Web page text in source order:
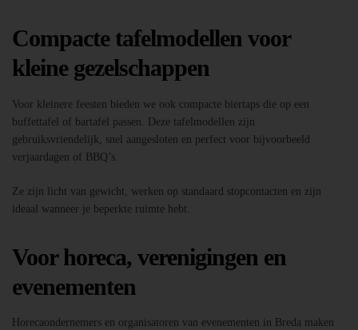
Compacte tafelmodellen voor
kleine gezelschappen
Voor kleinere feesten bieden we ook compacte biertaps die op een
buffettafel of bartafel passen. Deze tafelmodellen zijn
gebruiksvriendelijk, snel aangesloten en perfect voor bijvoorbeeld
verjaardagen of BBQ’s.
Ze zijn licht van gewicht, werken op standaard stopcontacten en zijn
ideaal wanneer je beperkte ruimte hebt.
Voor horeca, verenigingen en
evenementen
Horecaondernemers en organisatoren van evenementen in Breda maken